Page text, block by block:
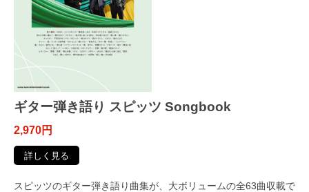
ギター弾き語り スピッツ Songbook
2,970円
詳しく見る
スピッツのギター弾き語り曲集が、大ボリュームの全63曲収載で